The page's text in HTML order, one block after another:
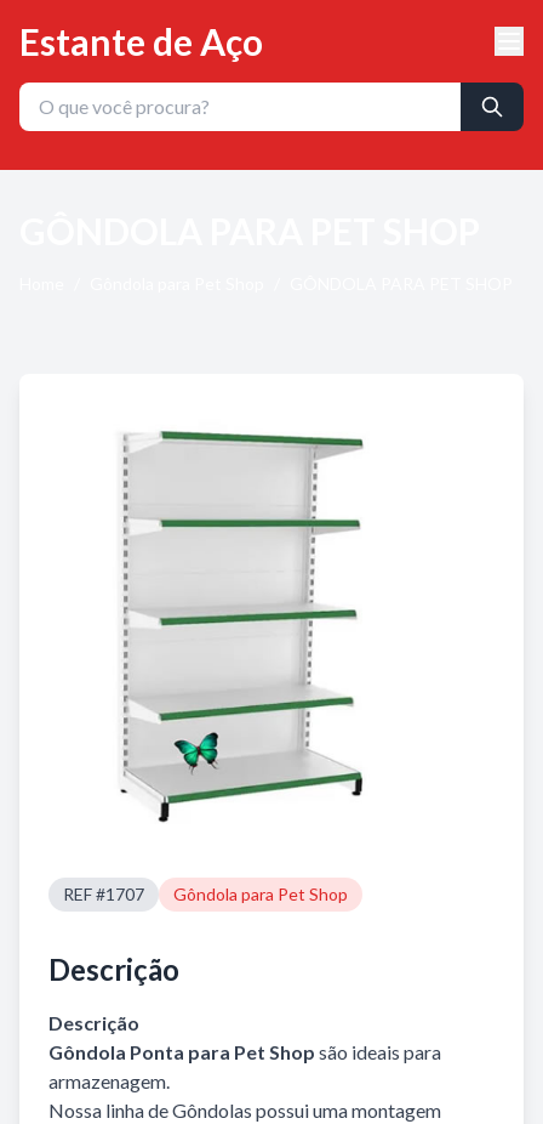
Estante de Aço
REF #1707 Gôndola para Pet Shop
Descrição
Descrição
Gôndola Ponta para Pet Shop são ideais para
armazenagem.
Nossa linha de Gôndolas possui uma montagem